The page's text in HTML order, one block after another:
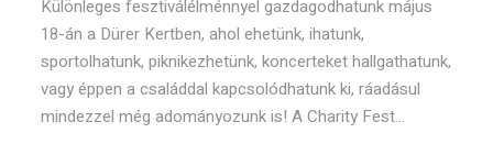
Különleges fesztiválélménnyel gazdagodhatunk május
18-án a Dürer Kertben, ahol ehetünk, ihatunk,
sportolhatunk, piknikezhetünk, koncerteket hallgathatunk,
vagy éppen a családdal kapcsolódhatunk ki, ráadásul
mindezzel még adományozunk is! A Charity Fest...